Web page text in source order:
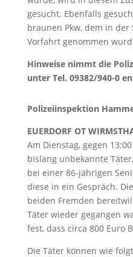
gesucht. Ebenfalls
braunen Pkw, dem in
Vorfahrt genommen
Hinweise nimmt die
unter Tel. 09382/940-0
Polizeiinspektion
EUERDORF OT
Am Dienstag, gegen
bislang unbekannte
bei einer 86-jährigen
diese in ein Gespräch.
beiden Fremden
Täter wieder gegangen
fest, dass circa 800 Euro
Die Täter können wie